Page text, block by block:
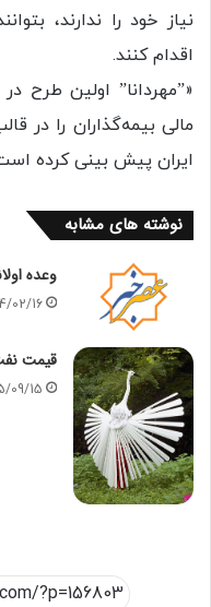
نیاز خود را ندارند،
اقدام کنند.
«”مهردانا” اولین طرح
مالی بیمه‌گذاران را در
ایران پیش بینی کرده
نوشته های مشابه
وعده
02/16
قیمت
09/15